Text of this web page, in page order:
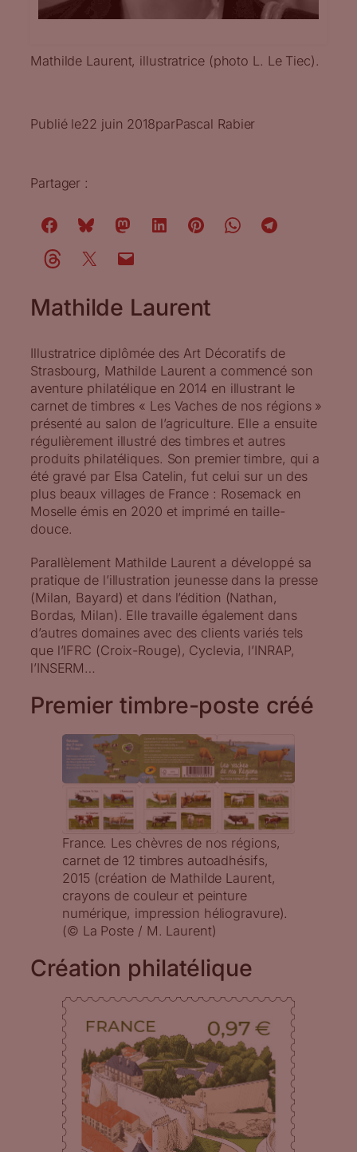
Mathilde Laurent, illustratrice (photo L. Le Tiec).
Publié le22 juin 2018parPascal Rabier
Partager :
Mathilde Laurent
Illustratrice diplômée des Art Décoratifs de
Strasbourg, Mathilde Laurent a commencé son
aventure philatélique en 2014 en illustrant le
carnet de timbres « Les Vaches de nos régions »
présenté au salon de l’agriculture. Elle a ensuite
régulièrement illustré des timbres et autres
produits philatéliques. Son premier timbre, qui a
été gravé par Elsa Catelin, fut celui sur un des
plus beaux villages de France : Rosemack en
Moselle émis en 2020 et imprimé en taille-
douce.
Parallèlement Mathilde Laurent a développé sa
pratique de l’illustration jeunesse dans la presse
(Milan, Bayard) et dans l’édition (Nathan,
Bordas, Milan). Elle travaille également dans
d’autres domaines avec des clients variés tels
que l’IFRC (Croix-Rouge), Cyclevia, l’INRAP,
l’INSERM…
Premier timbre-poste créé
France. Les chèvres de nos régions,
carnet de 12 timbres autoadhésifs,
2015 (création de Mathilde Laurent,
crayons de couleur et peinture
numérique, impression héliogravure).
(© La Poste / M. Laurent)
Création philatélique